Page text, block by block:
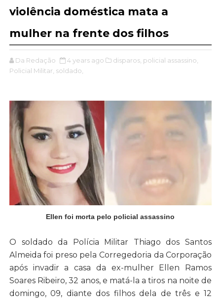
violência doméstica mata a
mulher na frente dos filhos
Da Redação 4 years ago disparos, policial assassino,
Policial Militar, soldado,
Ellen foi morta pelo policial assassino
O soldado da Polícia Militar Thiago dos Santos
Almeida foi preso pela Corregedoria da Corporação
após invadir a casa da ex-mulher Ellen Ramos
Soares Ribeiro, 32 anos, e matá-la a tiros na noite de
domingo, 09, diante dos filhos dela de três e 12